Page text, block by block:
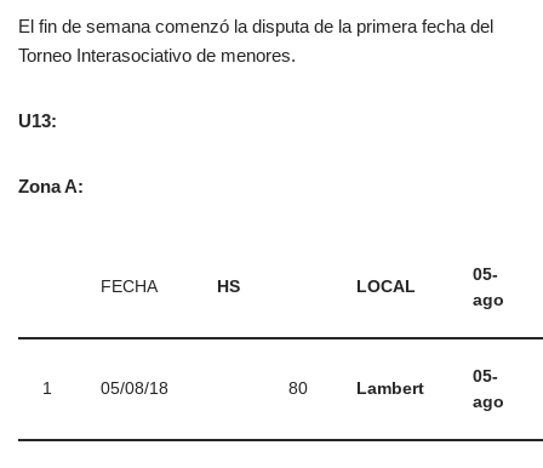
El fin de semana comenzó la disputa de la primera fecha del
Torneo Interasociativo de menores.
U13:
Zona A:
FECHA HS LOCAL
05-
ago
1 05/08/18 80 Lambert
05-
ago